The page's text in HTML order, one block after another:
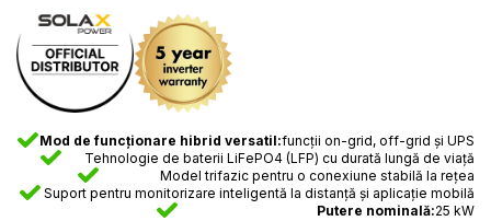
Mod de funcționare hibrid versatil:funcții on-grid, off-grid și UPS
Tehnologie de baterii LiFePO4 (LFP) cu durată lungă de viață
Model trifazic pentru o conexiune stabilă la rețea
Suport pentru monitorizare inteligentă la distanță și aplicație mobilă
Putere nominală:25 kW